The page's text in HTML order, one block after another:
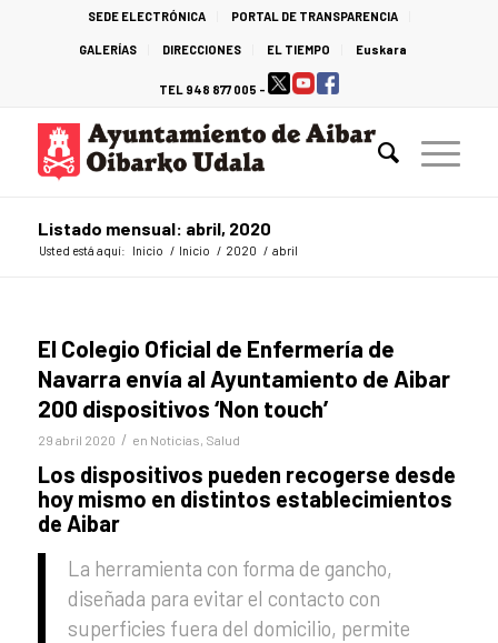
SEDE ELECTRÓNICA PORTAL DE TRANSPARENCIA
GALERÍAS DIRECCIONES EL TIEMPO Euskara
TEL 948 877 005 -
Listado mensual: abril, 2020
Usted está aquí: Inicio / Inicio / 2020 / abril
El Colegio Oficial de Enfermería de
Navarra envía al Ayuntamiento de Aibar
200 dispositivos ‘Non touch’
29 abril 2020 / en Noticias, Salud
Los dispositivos pueden recogerse desde
hoy mismo en distintos establecimientos
de Aibar
La herramienta con forma de gancho,
diseñada para evitar el contacto con
superficies fuera del domicilio, permite